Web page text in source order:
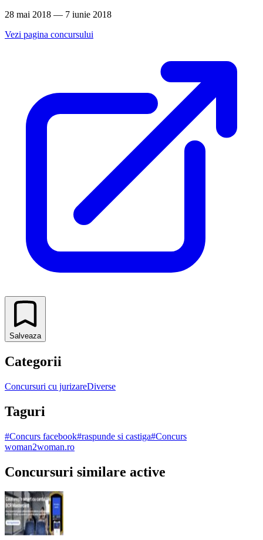
28 mai 2018 — 7 iunie 2018
Vezi pagina concursului
Salveaza
Categorii
Concursuri cu jurizareDiverse
Taguri
#Concurs facebook#raspunde si castiga#Concurs
woman2woman.ro
Concursuri similare active